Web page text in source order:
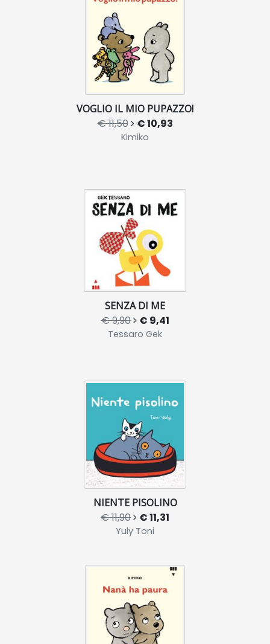
VOGLIO IL MIO PUPAZZO!
€ 11,50 € 10,93
Kimiko
SENZA DI ME
€ 9,90 € 9,41
Tessaro Gek
NIENTE PISOLINO
€ 11,90 € 11,31
Yuly Toni